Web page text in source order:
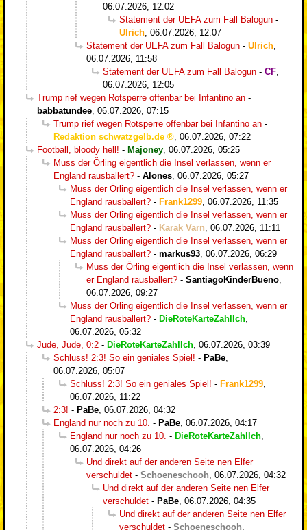
06.07.2026, 12:02
Statement der UEFA zum Fall Balogun -
Ulrich, 06.07.2026, 12:07
Statement der UEFA zum Fall Balogun - Ulrich,
06.07.2026, 11:58
Statement der UEFA zum Fall Balogun - CF,
06.07.2026, 12:05
Trump rief wegen Rotsperre offenbar bei Infantino an -
babbatundee, 06.07.2026, 07:15
Trump rief wegen Rotsperre offenbar bei Infantino an -
Redaktion schwatzgelb.de
, 06.07.2026, 07:22
Football, bloody hell! - Majoney, 06.07.2026, 05:25
Muss der Örling eigentlich die Insel verlassen, wenn er
England rausballert? - Alones, 06.07.2026, 05:27
Muss der Örling eigentlich die Insel verlassen, wenn er
England rausballert? - Frank1299, 06.07.2026, 11:35
Muss der Örling eigentlich die Insel verlassen, wenn er
England rausballert? - Karak Varn, 06.07.2026, 11:11
Muss der Örling eigentlich die Insel verlassen, wenn er
England rausballert? - markus93, 06.07.2026, 06:29
Muss der Örling eigentlich die Insel verlassen, wenn
er England rausballert? - SantiagoKinderBueno,
06.07.2026, 09:27
Muss der Örling eigentlich die Insel verlassen, wenn er
England rausballert? - DieRoteKarteZahlIch,
06.07.2026, 05:32
Jude, Jude, 0:2 - DieRoteKarteZahlIch, 06.07.2026, 03:39
Schluss! 2:3! So ein geniales Spiel! - PaBe,
06.07.2026, 05:07
Schluss! 2:3! So ein geniales Spiel! - Frank1299,
06.07.2026, 11:22
2:3! - PaBe, 06.07.2026, 04:32
England nur noch zu 10. - PaBe, 06.07.2026, 04:17
England nur noch zu 10. - DieRoteKarteZahlIch,
06.07.2026, 04:26
Und direkt auf der anderen Seite nen Elfer
verschuldet - Schoeneschooh, 06.07.2026, 04:32
Und direkt auf der anderen Seite nen Elfer
verschuldet - PaBe, 06.07.2026, 04:35
Und direkt auf der anderen Seite nen Elfer
verschuldet - Schoeneschooh,